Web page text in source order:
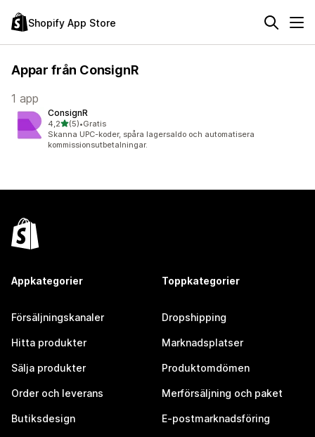
Shopify App Store
Appar från ConsignR
1 app
ConsignR
4,2av 5 stjärnor
(5)
5 recensioner totalt
•Gratis
Skanna UPC-koder, spåra lagersaldo och automatisera
kommissionsutbetalningar.
Appkategorier
Försäljningskanaler
Hitta produkter
Sälja produkter
Order och leverans
Butiksdesign
Toppkategorier
Dropshipping
Marknadsplatser
Produktomdömen
Merförsäljning och paket
E-postmarknadsföring